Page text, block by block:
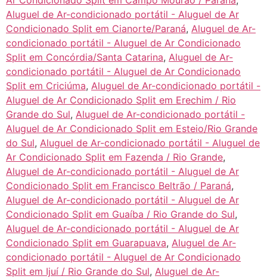
Aluguel de Ar-condicionado portátil - Aluguel de Ar
Condicionado Split em Cianorte/Paraná, Aluguel de Ar-
condicionado portátil - Aluguel de Ar Condicionado
Split em Concórdia/Santa Catarina, Aluguel de Ar-
condicionado portátil - Aluguel de Ar Condicionado
Split em Criciúma, Aluguel de Ar-condicionado portátil -
Aluguel de Ar Condicionado Split em Erechim / Rio
Grande do Sul, Aluguel de Ar-condicionado portátil -
Aluguel de Ar Condicionado Split em Esteio/Rio Grande
do Sul, Aluguel de Ar-condicionado portátil - Aluguel de
Ar Condicionado Split em Fazenda / Rio Grande,
Aluguel de Ar-condicionado portátil - Aluguel de Ar
Condicionado Split em Francisco Beltrão / Paraná,
Aluguel de Ar-condicionado portátil - Aluguel de Ar
Condicionado Split em Guaíba / Rio Grande do Sul,
Aluguel de Ar-condicionado portátil - Aluguel de Ar
Condicionado Split em Guarapuava, Aluguel de Ar-
condicionado portátil - Aluguel de Ar Condicionado
Split em Ijuí / Rio Grande do Sul, Aluguel de Ar-